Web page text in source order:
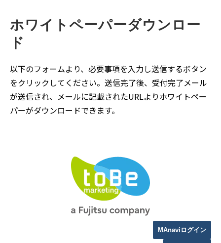
ホワイトペーパーダウンロー
ド
以下のフォームより、必要事項を入力し送信するボタン
をクリックしてください。送信完了後、受付完了メール
が送信され、メールに記載されたURLよりホワイトペー
パーがダウンロードできます。
MAnaviログイン